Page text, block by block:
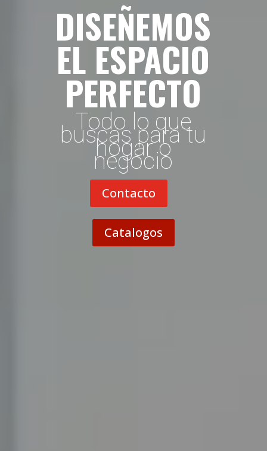
DISEÑEMOS
EL ESPACIO
PERFECTO
Todo lo que
buscas para tu
hogar o
negocio
Contacto
Catalogos